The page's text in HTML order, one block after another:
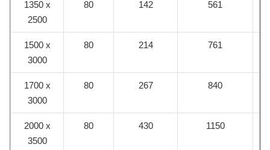
1350 x
2500
80 142 561
1500 x
3000
80 214 761
1700 x
3000
80 267 840
2000 x
3500
80 430 1150